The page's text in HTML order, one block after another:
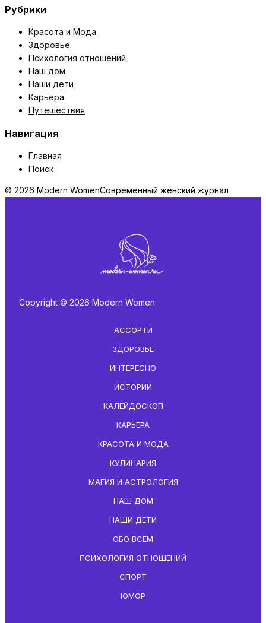
Рубрики
Красота и Мода
Здоровье
Психология отношений
Наш дом
Наши дети
Карьера
Путешествия
Навигация
Главная
Поиск
© 2026 Modern WomenСовременный женский журнал
Copyright © 2026 Modern Women
АССОРТИ
ЗДОРОВЬЕ
ИНТЕРЕСНО
ИСТОРИИ
КАЛЕЙДОСКОП
КАРЬЕРА
КРАСОТА И МОДА
КУЛИНАРИЯ
МАГИЯ И АСТРОЛОГИЯ
НАШ ДОМ
НАШИ ДЕТИ
ОБО ВСЕМ
ПСИХОЛОГИЯ ОТНОШЕНИЙ
СПОРТ
ЮМОР